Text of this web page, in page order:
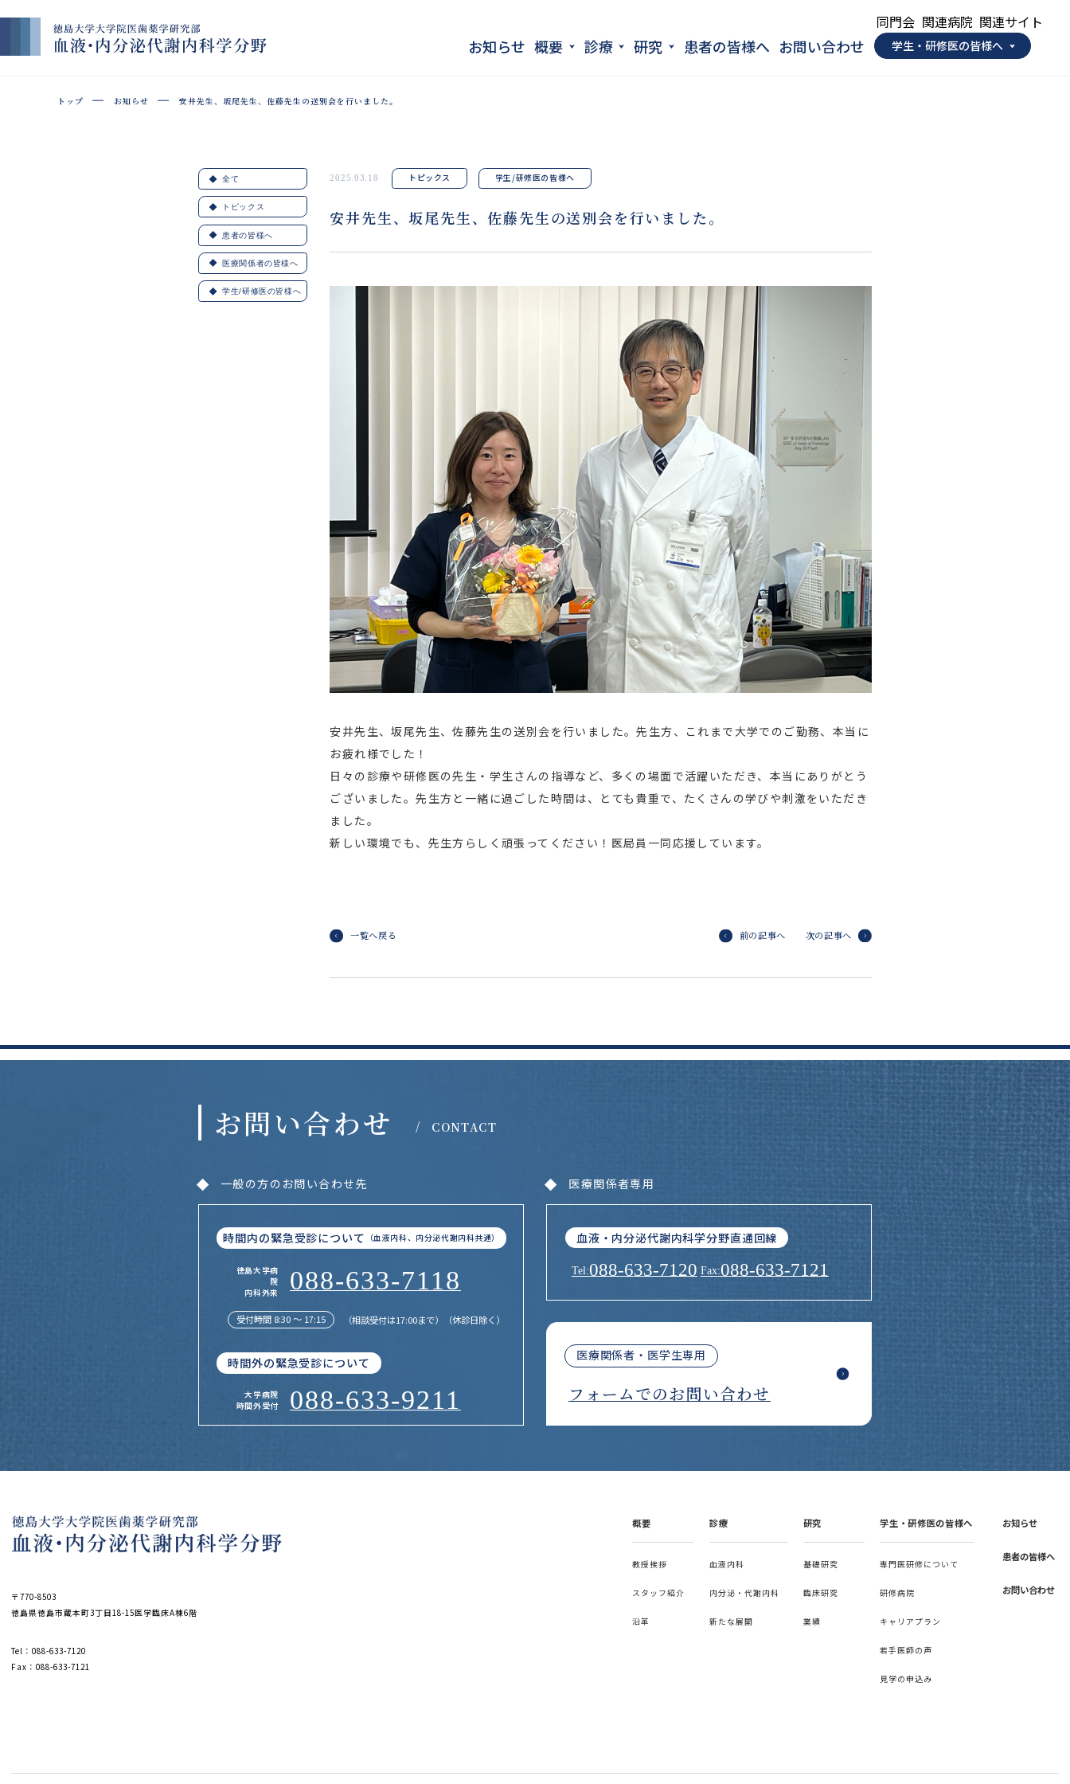
同門会 関連病院 関連サイト
お知らせ 概要 診療 研究 患者の皆様へ お問い合わせ 学生・研修医の皆様へ
お知らせ 安井先生、坂尾先生、佐藤先生の送別会を行いました。
全て
トピックス
患者の皆様へ
医療関係者の皆様へ
学生/研修医の皆様へ
2025.03.18 トピックス 学生/研修医の皆様へ
安井先生、坂尾先生、佐藤先生の送別会を行いました。
安井先生、坂尾先生、佐藤先生の送別会を行いました。先生方、これまで大学でのご勤務、本当に
お疲れ様でした！
日々の診療や研修医の先生・学生さんの指導など、多くの場面で活躍いただき、本当にありがとう
ございました。先生方と一緒に過ごした時間は、とても貴重で、たくさんの学びや刺激をいただき
ました。
新しい環境でも、先生方らしく頑張ってください！医局員一同応援しています。
一覧へ戻る 前の記事へ 次の記事へ
お問い合わせ / CONTACT
一般の方のお問い合わせ先
時間内の緊急受診について （血液内科、内分泌代謝内科共通）
徳島大学病
院
内科外来
088-633-7118
受付時間 8:30 〜 17:15 （相談受付は17:00まで）（休診日除く）
時間外の緊急受診について
大学病院
時間外受付
088-633-9211
医療関係者専用
血液・内分泌代謝内科学分野直通回線
Tel:088-633-7120 Fax:088-633-7121
医療関係者・医学生専用
フォームでのお問い合わせ
〒770-8503
徳島県徳島市蔵本町3丁目18-15医学臨床A棟6階
Tel：088-633-7120
Fax：088-633-7121
概要
教授挨拶
スタッフ紹介
沿革
診療
血液内科
内分泌・代謝内科
新たな展開
研究
基礎研究
臨床研究
業績
学生・研修医の皆様へ
専門医研修について
研修病院
キャリアプラン
若手医師の声
見学の申込み
お知らせ
患者の皆様へ
お問い合わせ